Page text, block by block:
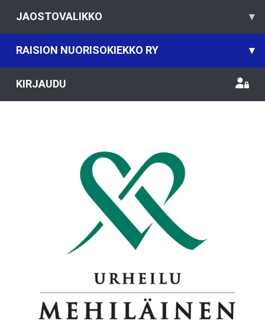
JAOSTOVALIKKO ▾
RAISION NUORISOKIEKKO RY ▾
KIRJAUDU